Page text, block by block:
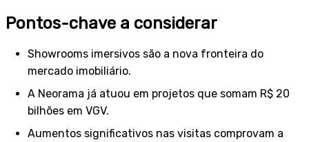
Pontos-chave a considerar
Showrooms imersivos são a nova fronteira do
mercado imobiliário.
A Neorama já atuou em projetos que somam R$ 20
bilhões em VGV.
Aumentos significativos nas visitas comprovam a